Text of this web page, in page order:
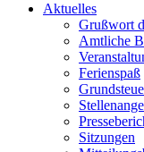
Aktuelles
Grußwort
Amtliche
Ferienspaß
Sitzungen